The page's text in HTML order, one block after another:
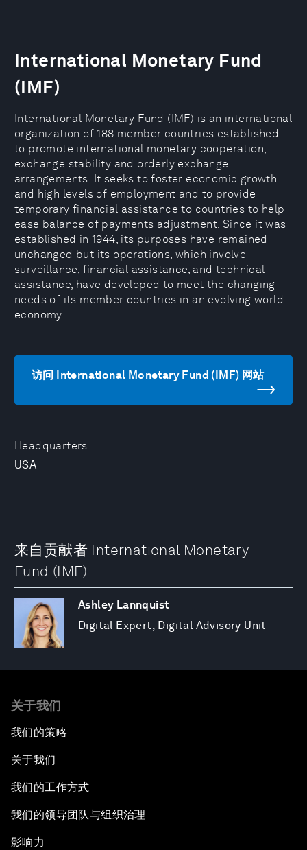
Headquarters
USA
International Monetary Fund
(IMF)
International Monetary Fund (IMF) is an international
organization of 188 member countries established
to promote international monetary cooperation,
exchange stability and orderly exchange
arrangements. It seeks to foster economic growth
and high levels of employment and to provide
temporary financial assistance to countries to help
ease balance of payments adjustment. Since it was
established in 1944, its purposes have remained
unchanged but its operations, which involve
surveillance, financial assistance, and technical
assistance, have developed to meet the changing
needs of its member countries in an evolving world
economy.
访问 International Monetary Fund (IMF) 网站
来自贡献者 International Monetary
Fund (IMF)
Ashley Lannquist
Digital Expert, Digital Advisory Unit
关于我们
我们的策略
关于我们
我们的工作方式
我们的领导团队与组织治理
影响力